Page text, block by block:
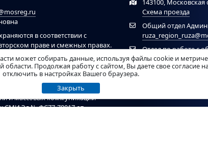
в соответствии с
праве и смежных правах.
ссылка на сайт
гиперссылка на сайт
службой по надзору в
и массовых коммуникаций
СМИ Эл № ФС77-78017 от
Схема проезда
Общий отдел
Отдел по работе с
муниципального
может собирать данные, используя файлы cookie и
Продолжая работу с сайтом, Вы даете свое
отключить в настройках Вашего браузера.
Закрыть